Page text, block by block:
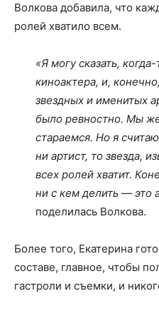
Волкова добавила, что
ролей хватило всем.
«Я могу сказать,
киноактера, и,
звездных и именитых
было ревностно. Мы
стараемся. Но я
ни артист, то звезда,
всех ролей хватит.
ни с кем делить — это
поделилась Волкова.
Более того, Екатерина
составе, главное, чтобы
гастроли и съемки, и